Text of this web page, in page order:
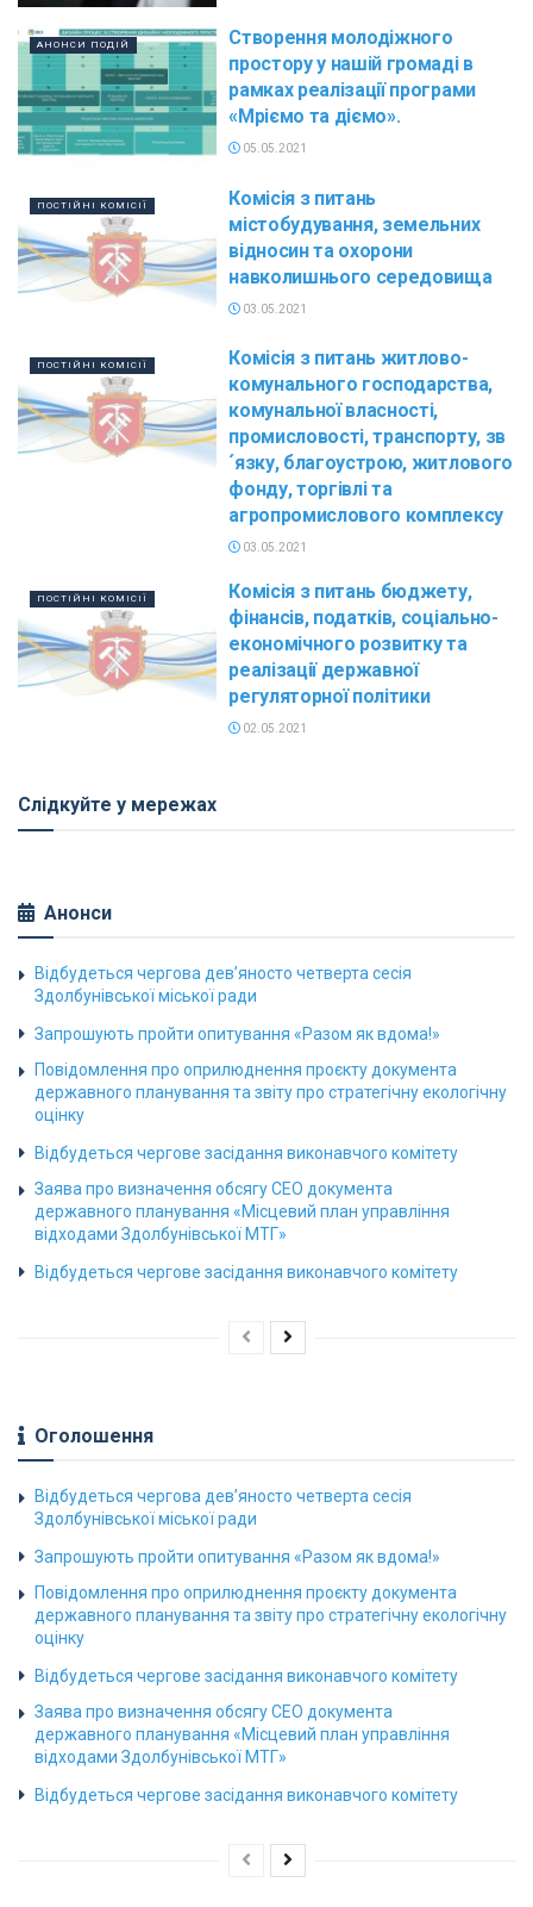
АНОНСИ ПОДІЙ
Cтворення молодіжного
простору у нашій громаді в
рамках реалізації програми
«Мріємо та діємо».
05.05.2021
ПОСТІЙНІ КОМІСІЇ
Комісія з питань
містобудування, земельних
відносин та охорони
навколишнього середовища
03.05.2021
ПОСТІЙНІ КОМІСІЇ
Комісія з питань житлово-
комунального господарства,
комунальної власності,
промисловості, транспорту, зв
´язку, благоустрою, житлового
фонду, торгівлі та
агропромислового комплексу
03.05.2021
ПОСТІЙНІ КОМІСІЇ
Комісія з питань бюджету,
фінансів, податків, соціально-
економічного розвитку та
реалізації державної
регуляторної політики
02.05.2021
Слідкуйте у мережах
Анонси
Відбудеться чергова дев’яносто четверта сесія
Здолбунівської міської ради
Запрошують пройти опитування «Разом як вдома!»
Повідомлення про оприлюднення проєкту документа
державного планування та звіту про стратегічну екологічну
оцінку
Відбудеться чергове засідання виконавчого комітету
Заява про визначення обсягу СЕО документа
державного планування «Місцевий план управління
відходами Здолбунівської МТГ»
Відбудеться чергове засідання виконавчого комітету
Оголошення
Відбудеться чергова дев’яносто четверта сесія
Здолбунівської міської ради
Запрошують пройти опитування «Разом як вдома!»
Повідомлення про оприлюднення проєкту документа
державного планування та звіту про стратегічну екологічну
оцінку
Відбудеться чергове засідання виконавчого комітету
Заява про визначення обсягу СЕО документа
державного планування «Місцевий план управління
відходами Здолбунівської МТГ»
Відбудеться чергове засідання виконавчого комітету